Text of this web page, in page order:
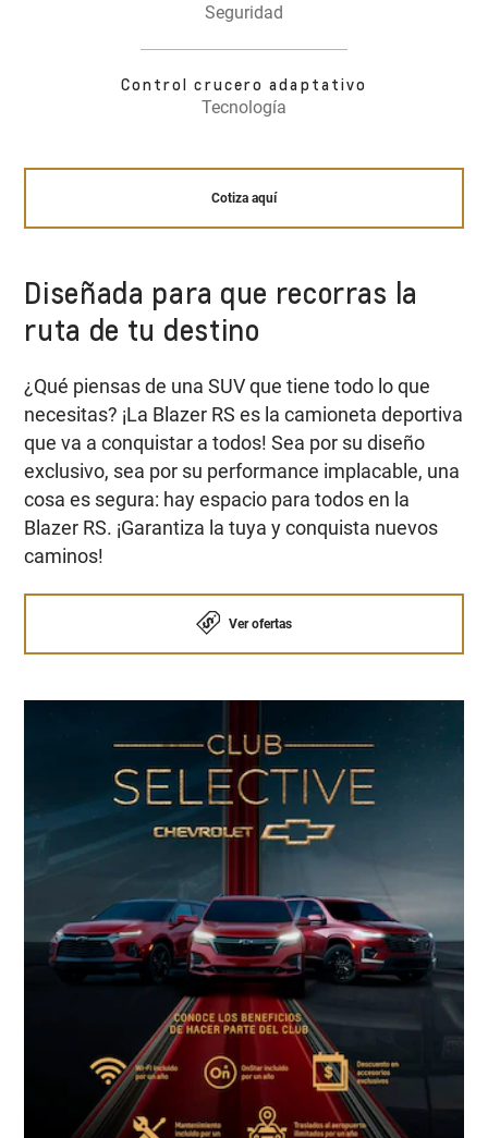
Seguridad
Control crucero adaptativo
Tecnología
Cotiza aquí
Diseñada para que recorras la
ruta de tu destino
¿Qué piensas de una SUV que tiene todo lo que
necesitas? ¡La Blazer RS es la camioneta deportiva
que va a conquistar a todos! Sea por su diseño
exclusivo, sea por su performance implacable, una
cosa es segura: hay espacio para todos en la
Blazer RS. ¡Garantiza la tuya y conquista nuevos
caminos!
Ver ofertas